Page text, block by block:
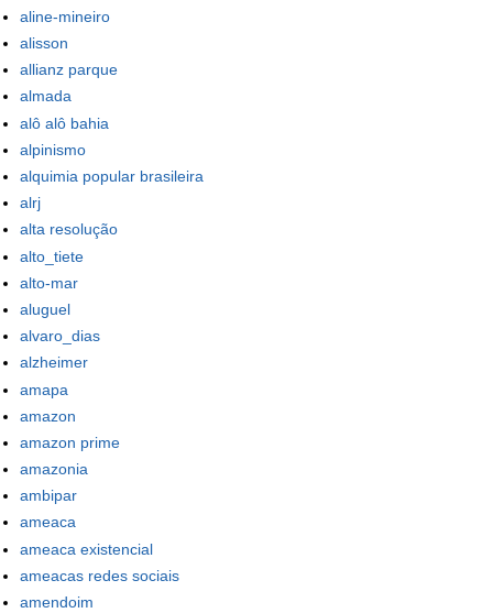
aline-mineiro
alisson
allianz parque
almada
alô alô bahia
alpinismo
alquimia popular brasileira
alrj
alta resolução
alto_tiete
alto-mar
aluguel
alvaro_dias
alzheimer
amapa
amazon
amazon prime
amazonia
ambipar
ameaca
ameaca existencial
ameacas redes sociais
amendoim